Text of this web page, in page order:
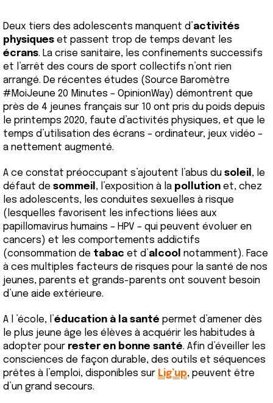
Deux tiers des adolescents manquent d’activités
physiques et passent trop de temps devant les
écrans. La crise sanitaire, les confinements successifs
et l’arrêt des cours de sport collectifs n’ont rien
arrangé. De récentes études (Source Baromètre
#MoiJeune 20 Minutes – OpinionWay) démontrent que
près de 4 jeunes français sur 10 ont pris du poids depuis
le printemps 2020, faute d’activités physiques, et que le
temps d’utilisation des écrans – ordinateur, jeux vidéo –
a nettement augmenté.
A ce constat préoccupant s’ajoutent l’abus du soleil , le
défaut de sommeil , l’exposition à la pollution et, chez
les adolescents, les conduites sexuelles à risque
(lesquelles favorisent les infections liées aux
papillomavirus humains – HPV – qui peuvent évoluer en
cancers) et les comportements addictifs
(consommation de tabac et d’alcool notamment). Face
à ces multiples facteurs de risques pour la santé de nos
jeunes, parents et grands-parents ont souvent besoin
d’une aide extérieure.
A l ’école, l’éducation à la santé permet d’amener dès
le plus jeune âge les élèves à acquérir les habitudes à
adopter pour rester en bonne santé. Afin d’éveiller les
consciences de façon durable, des outils et séquences
prêtes à l’emploi, disponibles sur Lig’up, peuvent être
d’un grand secours.